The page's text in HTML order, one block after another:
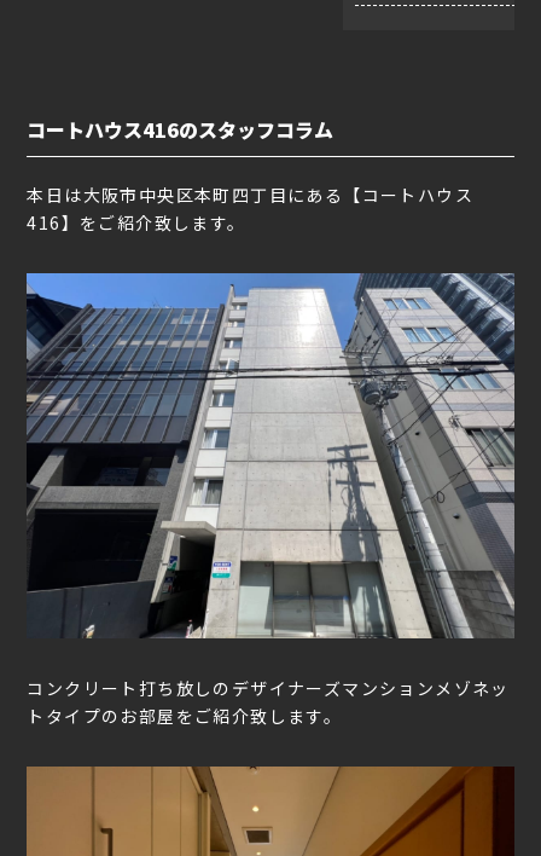
コートハウス416のスタッフコラム
本日は大阪市中央区本町四丁目にある【コートハウス
416】をご紹介致します。
コンクリート打ち放しのデザイナーズマンションメゾネッ
トタイプのお部屋をご紹介致します。